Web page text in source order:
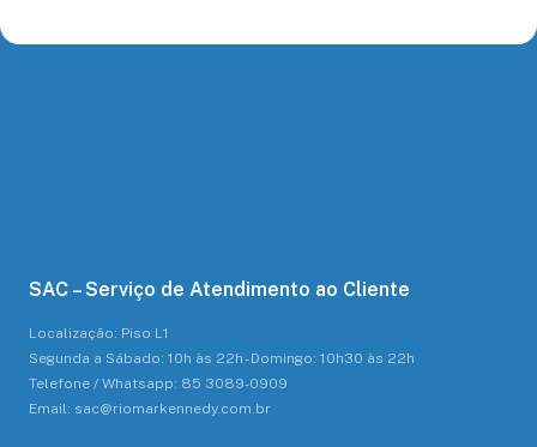
SAC – Serviço de Atendimento ao Cliente
Localização: Piso L1
Segunda a Sábado: 10h às 22h - Domingo: 10h30 às 22h
Telefone / Whatsapp: 85 3089-0909
Email: sac@riomarkennedy.com.br